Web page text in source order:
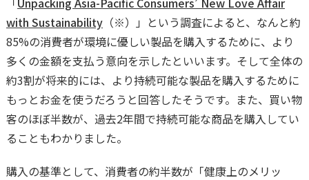
with Sustainability（※）」という調査によると、なんと約
85%の消費者が環境に優しい製品を購入するために、より
多くの金額を支払う意向を示したといいます。そして全体の
約3割が将来的には、より持続可能な製品を購入するために
もっとお金を使うだろうと回答したそうです。また、買い物
客のほぼ半数が、過去2年間で持続可能な商品を購入してい
ることもわかりました。
購入の基準として、消費者の約半数が「健康上のメリッ